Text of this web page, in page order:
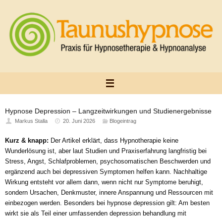
springen
Hypnose Depression – Langzeitwirkungen und Studienergebnisse
Markus Stalla 20. Juni 2026 Blogeintrag
Kurz & knapp: Der Artikel erklärt, dass Hypnotherapie keine
Wunderlösung ist, aber laut Studien und Praxiserfahrung langfristig bei
Stress, Angst, Schlafproblemen, psychosomatischen Beschwerden und
ergänzend auch bei depressiven Symptomen helfen kann. Nachhaltige
Wirkung entsteht vor allem dann, wenn nicht nur Symptome beruhigt,
sondern Ursachen, Denkmuster, innere Anspannung und Ressourcen mit
einbezogen werden. Besonders bei hypnose depression gilt: Am besten
wirkt sie als Teil einer umfassenden depression behandlung mit